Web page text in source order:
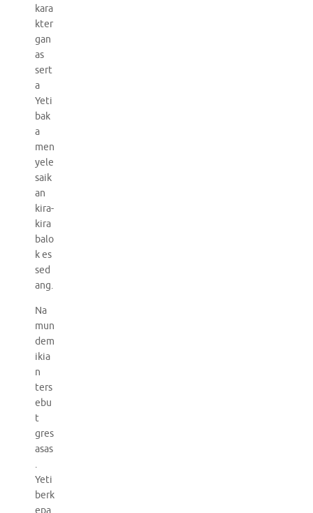
kara
kter
gan
as
sert
a
Yeti
bak
a
men
yele
saik
an
kira-
kira
balo
k es
sed
ang.
Na
mun
dem
ikia
n
ters
ebu
t
gres
asas
.
Yeti
berk
epa